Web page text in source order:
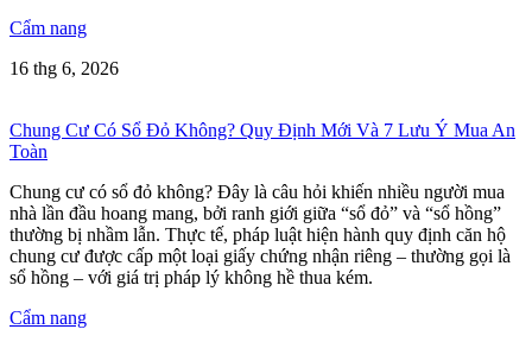
Cẩm nang
16 thg 6, 2026
Chung Cư Có Sổ Đỏ Không? Quy Định Mới Và 7 Lưu Ý Mua An
Toàn
Chung cư có sổ đỏ không? Đây là câu hỏi khiến nhiều người mua
nhà lần đầu hoang mang, bởi ranh giới giữa “sổ đỏ” và “sổ hồng”
thường bị nhầm lẫn. Thực tế, pháp luật hiện hành quy định căn hộ
chung cư được cấp một loại giấy chứng nhận riêng – thường gọi là
sổ hồng – với giá trị pháp lý không hề thua kém.
Cẩm nang